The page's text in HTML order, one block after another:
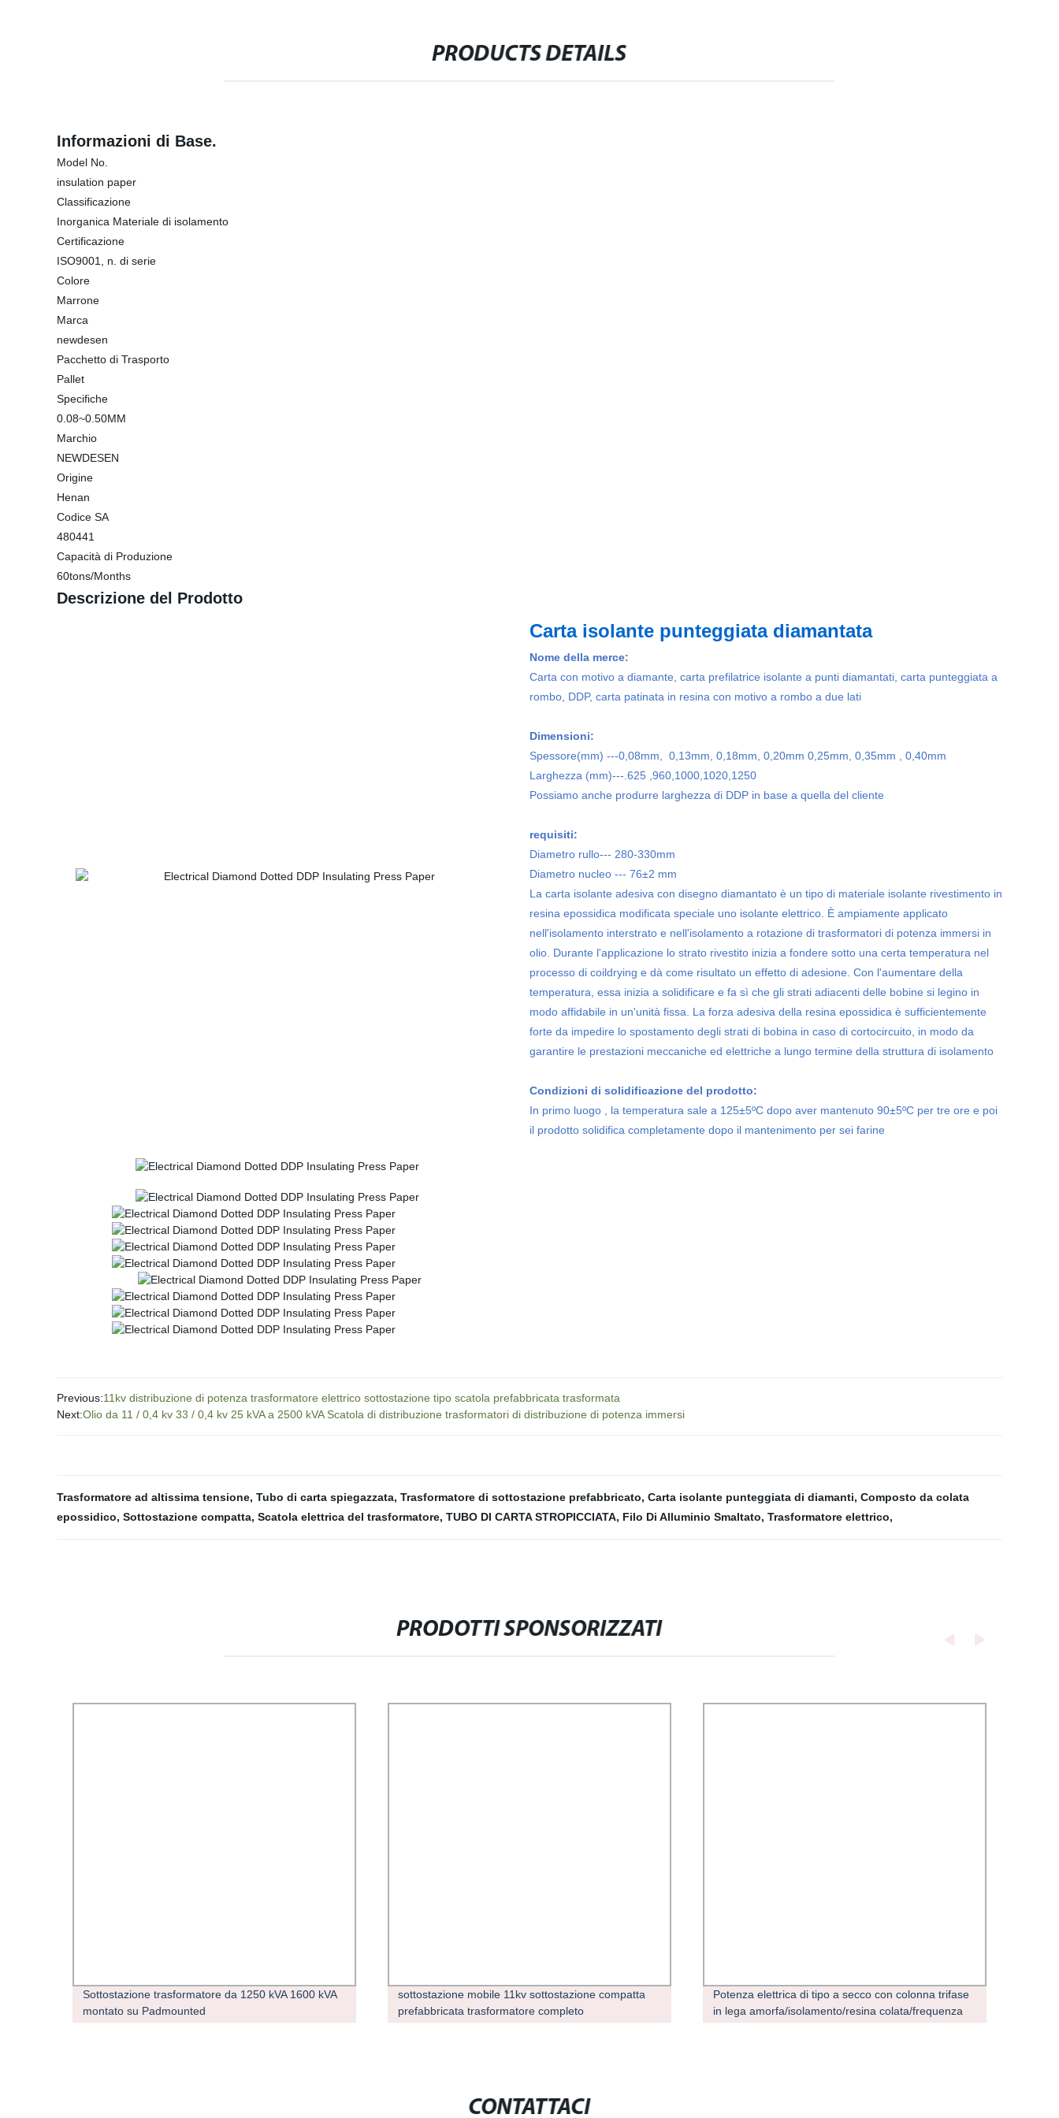
PRODUCTS DETAILS
Informazioni di Base.
Model No.
insulation paper
Classificazione
Inorganica Materiale di isolamento
Certificazione
ISO9001, n. di serie
Colore
Marrone
Marca
newdesen
Pacchetto di Trasporto
Pallet
Specifiche
0.08~0.50MM
Marchio
NEWDESEN
Origine
Henan
Codice SA
480441
Capacità di Produzione
60tons/Months
Descrizione del Prodotto
Carta isolante punteggiata diamantata
Nome della merce:
Carta con motivo a diamante, carta prefilatrice isolante a punti diamantati, carta punteggiata a
rombo, DDP, carta patinata in resina con motivo a rombo a due lati
Dimensioni:
Spessore(mm) ---0,08mm,
0,13mm, 0,18mm, 0,20mm 0,25mm, 0,35mm , 0,40mm
Larghezza (mm)---.625 ,960,1000,1020,1250
Possiamo anche produrre larghezza di DDP in base a quella del cliente
requisiti:
Diametro rullo--- 280-330mm
Diametro nucleo --- 76±2 mm
La carta isolante adesiva con disegno diamantato è un tipo di materiale isolante rivestimento in
resina epossidica modificata speciale uno isolante elettrico. È ampiamente applicato
nell'isolamento interstrato e nell'isolamento a rotazione di trasformatori di potenza immersi in
olio. Durante l'applicazione lo strato rivestito inizia a fondere sotto una certa temperatura nel
processo di coildrying e dà come risultato un effetto di adesione. Con l'aumentare della
temperatura, essa inizia a solidificare e fa sì che gli strati adiacenti delle bobine si legino in
modo affidabile in un'unità fissa. La forza adesiva della resina epossidica è sufficientemente
forte da impedire lo spostamento degli strati di bobina in caso di cortocircuito, in modo da
garantire le prestazioni meccaniche ed elettriche a lungo termine della struttura di isolamento
Condizioni di solidificazione del prodotto:
In primo luogo , la temperatura sale a 125±5ºC dopo aver mantenuto 90±5ºC per tre ore e poi
il prodotto solidifica completamente dopo il mantenimento per sei farine
Previous:11kv distribuzione di potenza trasformatore elettrico sottostazione tipo scatola prefabbricata trasformata
Next:Olio da 11 / 0,4 kv 33 / 0,4 kv 25 kVA a 2500 kVA Scatola di distribuzione trasformatori di distribuzione di potenza immersi
Trasformatore ad altissima tensione, Tubo di carta spiegazzata, Trasformatore di sottostazione prefabbricato, Carta isolante punteggiata di diamanti, Composto da colata
epossidico, Sottostazione compatta, Scatola elettrica del trasformatore, TUBO DI CARTA STROPICCIATA, Filo Di Alluminio Smaltato, Trasformatore elettrico,
PRODOTTI SPONSORIZZATI
Sottostazione trasformatore da 1250 kVA 1600 kVA
montato su Padmounted
sottostazione mobile 11kv sottostazione compatta
prefabbricata trasformatore completo
Potenza elettrica di tipo a secco con colonna trifase
in lega amorfa/isolamento/resina colata/frequenza
CONTATTACI